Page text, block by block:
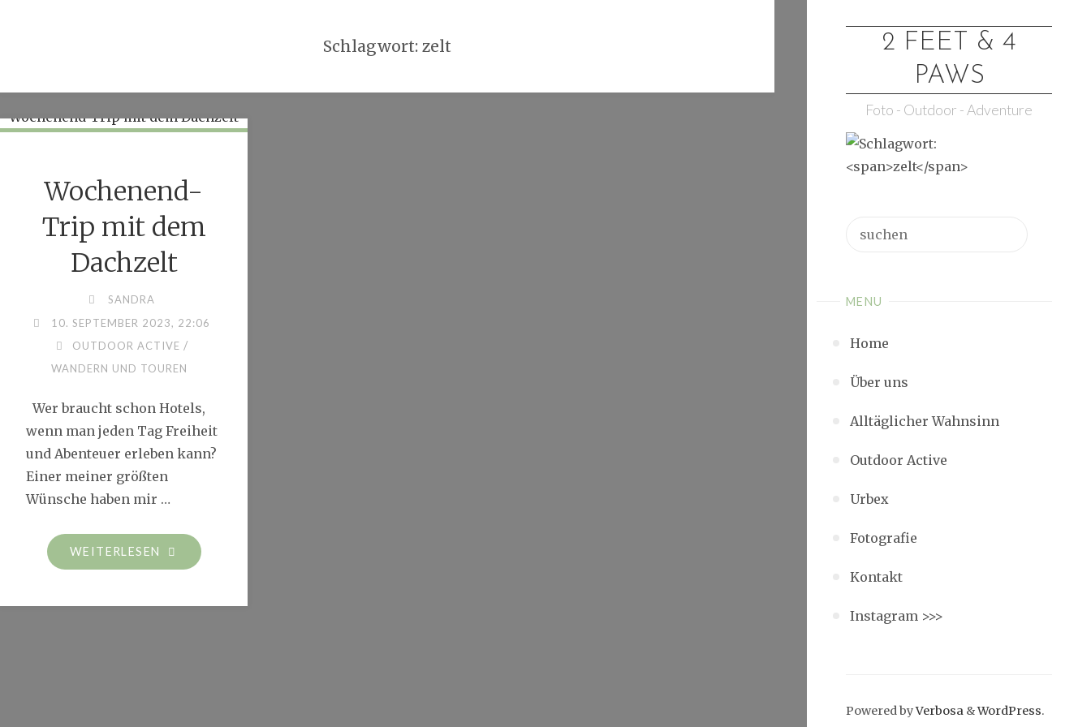
2 FEET & 4
PAWS
Foto - Outdoor - Adventure
Suchen
MENU
Home
Über uns
Alltäglicher Wahnsinn
Outdoor Active
Urbex
Fotografie
Kontakt
Instagram >>>
Powered byVerbosa &WordPress.
Schlagwort: zelt
Wochenend-
Trip mit dem
Dachzelt
SANDRA
10. SEPTEMBER 2023, 22:06
OUTDOOR ACTIVE /
WANDERN UND TOUREN
Wer braucht schon Hotels,
wenn man jeden Tag Freiheit
und Abenteuer erleben kann?
Einer meiner größten
Wünsche haben mir …
WEITERLESEN
"WOCHENEND-
TRIP